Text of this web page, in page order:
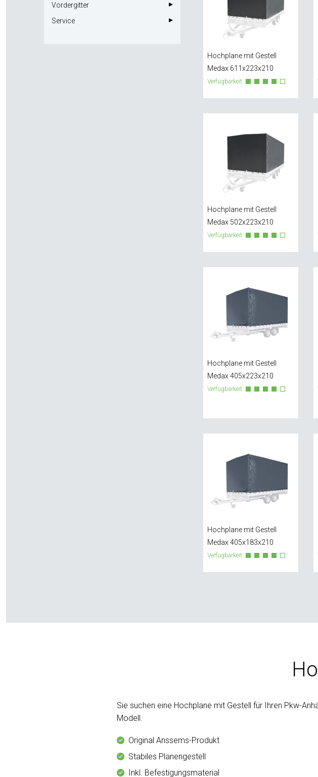
Vordergitter
Service
Hochplane mit Gestell
Medax 611x223x210
Verfügbarkeit:
Hochplane mit Gestell
Medax 502x223x210
Verfügbarkeit:
Hochplane mit Gestell
Medax 405x223x210
Verfügbarkeit:
Hochplane mit Gestell
Medax 405x183x210
Verfügbarkeit:
Sie suchen eine Hochplane mit Gestell für Ihren Pkw-
Modell.
Original Anssems-Produkt
Stabiles Planengestell
Inkl. Befestigungsmaterial